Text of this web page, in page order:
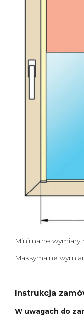
Minimalne wymiary
Maksymalne
Instrukcja
W uwagach do